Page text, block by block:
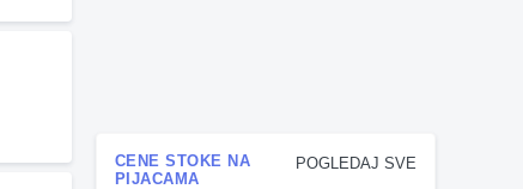
POGLEDAJ SVE
CENE STOKE NA
PIJACAMA